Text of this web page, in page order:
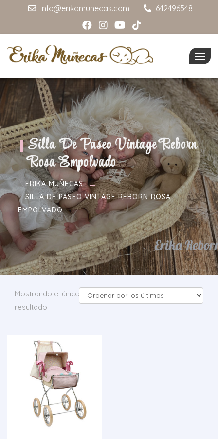
info@erikamunecas.com 642496548
Silla De Paseo Vintage Reborn
Rosa Empolvado
ERIKA MUÑECAS
SILLA DE PASEO VINTAGE REBORN ROSA
EMPOLVADO
Mostrando el único
resultado